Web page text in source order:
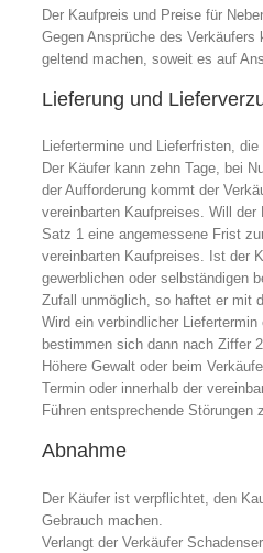
Der Kaufpreis und Preise für
Gegen Ansprüche des
geltend machen, soweit es auf
Lieferung und
Liefertermine und Lieferfristen,
Der Käufer kann zehn Tage, bei
der Aufforderung kommt der
vereinbarten Kaufpreises. Will
Satz 1 eine angemessene Frist
vereinbarten Kaufpreises. Ist der
gewerblichen oder selbständigen
Zufall unmöglich, so haftet er mit
Wird ein verbindlicher
bestimmen sich dann nach Ziffer
Höhere Gewalt oder beim
Termin oder innerhalb der
Führen entsprechende
Abnahme
Der Käufer ist verpflichtet, den
Gebrauch machen.
Verlangt der Verkäufer